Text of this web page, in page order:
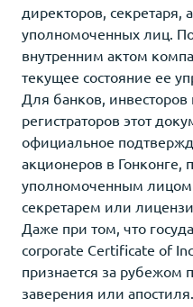
директоров, секретаря,
уполномоченных лиц.
внутренним актом
текущее состояние ее
Для банков,
регистраторов этот
официальное
акционеров в Гонконге,
уполномоченным
секретарем или
Даже при том, что
corporate Certificate of
признается за рубежом
заверения или апостиля.